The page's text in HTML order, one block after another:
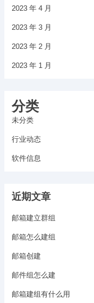
2023 年 4 月
2023 年 3 月
2023 年 2 月
2023 年 1 月
分类
未分类
行业动态
软件信息
近期文章
邮箱建立群组
邮箱怎么建组
邮箱创建
邮件组怎么建
邮箱建组有什么用